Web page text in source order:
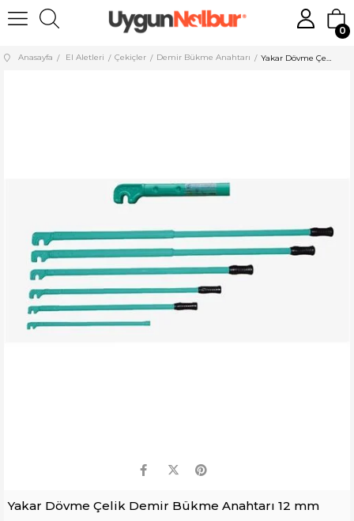
0
Anasayfa El Aletleri Çekiçler Demir Bükme Anahtarı
Yakar Dövme Çelik Demir Bükme Anahtarı 12 mm